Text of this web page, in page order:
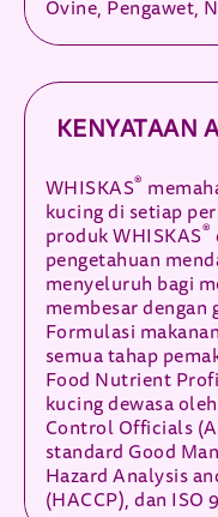
Ovine, Pengawet,
KENYATAAN
WHISKAS®
kucing di setiap
produk WHISKAS®
pengetahuan
menyeluruh bagi
membesar dengan
Formulasi
semua tahap
Food Nutrient
kucing dewasa
Control Officials
standard Good
Hazard Analysis
(HACCP), dan ISO